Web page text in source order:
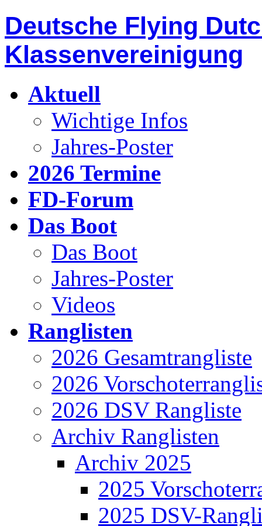
Deutsche Flying
Klassenvereinigung
Aktuell
Wichtige Infos
Jahres-Poster
2026 Termine
FD-Forum
Das Boot
Das Boot
Jahres-Poster
Videos
Ranglisten
2026 Gesamtrangliste
2026
2026 DSV Rangliste
Archiv Ranglisten
Archiv 2025
2025
2025 DSV-